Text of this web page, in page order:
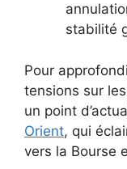
stabilité
Pour
tensions sur
un point
Orient, qui
vers la Bourse